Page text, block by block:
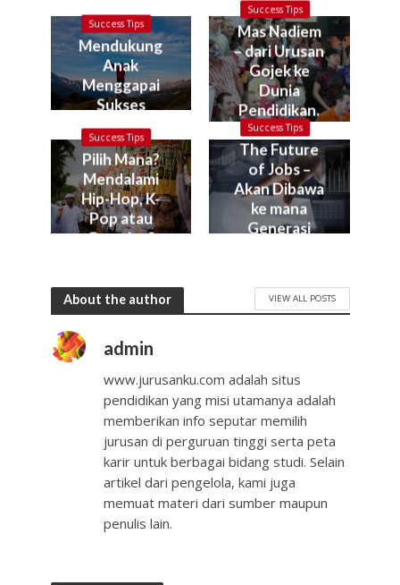
Success Tips
Mendukung
Anak
Menggapai
Sukses
Success Tips
Mas Nadiem
– dari Urusan
Gojek ke
Dunia
Pendidikan.
Kok bisa?
Success Tips
Pilih Mana?
Mendalami
Hip-Hop, K-
Pop atau
Gamelan?
Success Tips
The Future
of Jobs –
Akan Dibawa
ke mana
Generasi
About the author VIEW ALL POSTS
admin
www.jurusanku.com adalah situs
pendidikan yang misi utamanya adalah
memberikan info seputar memilih
jurusan di perguruan tinggi serta peta
karir untuk berbagai bidang studi. Selain
artikel dari pengelola, kami juga
memuat materi dari sumber maupun
penulis lain.